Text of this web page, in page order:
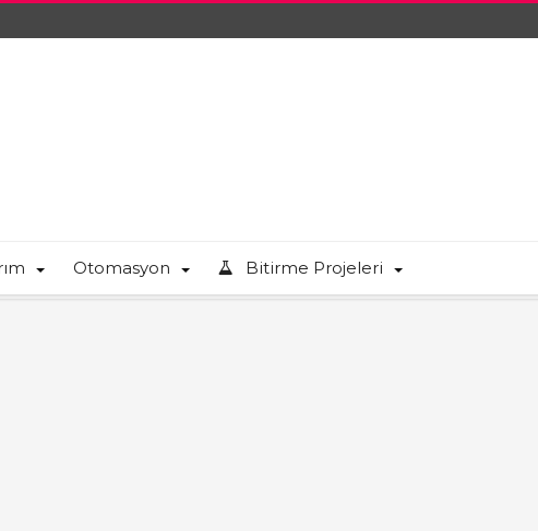
Otomasyon Bitirme Projeleri